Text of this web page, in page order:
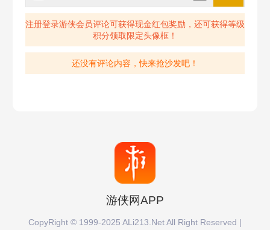
注册登录游侠会员评论可获得现金红包奖励，还可获得等级
积分领取限定头像框！
还没有评论内容，快来抢沙发吧！
游侠网APP
CopyRight © 1999-2025 ALi213.Net All Right Reserved |